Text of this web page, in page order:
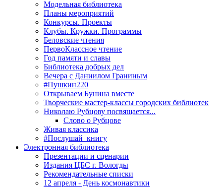
Модельная библиотека
Планы мероприятий
Конкурсы. Проекты
Клубы. Кружки. Программы
Беловские чтения
ПервоКлассное чтение
Год памяти и славы
Библиотека добрых дел
Вечера с Даниилом Граниным
#Пушкин220
Открываем Бунина вместе
Творческие мастер-классы городских библиотек
Николаю Рубцову посвящается...
Слово о Рубцове
Живая классика
#Послушай_книгу
Электронная библиотека
Презентации и сценарии
Издания ЦБС г. Вологды
Рекомендательные списки
12 апреля - День космонавтики